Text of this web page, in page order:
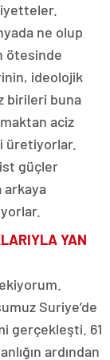
ne olup
ötesinde
ideolojik
birileri buna
aciz
üretiyorlar.
güçler
arkaya
YAN
Suriye’de
gerçekleşti. 61
ardından